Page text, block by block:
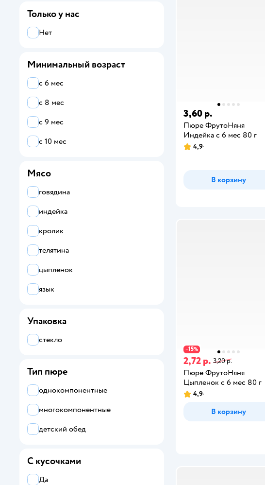
3,60 р.
Пюре ФрутоНяня
Индейка с 6 мес 80 г
4,9
В корзину
−15%
2,72 р. 3,20 р.
Пюре ФрутоНяня
Цыпленок с 6 мес 80 г
4,9
В корзину
Все
ФрутоНяня
Агуша
Бабушкино лукошко
Беллакт
Маленькое счастье
Непоседа
Только у нас
Нет
Минимальный возраст
с 6 мес
с 8 мес
с 9 мес
с 10 мес
Мясо
говядина
индейка
кролик
телятина
цыпленок
язык
Упаковка
стекло
Тип пюре
однокомпонентные
многокомпонентные
детский обед
С кусочками
Да